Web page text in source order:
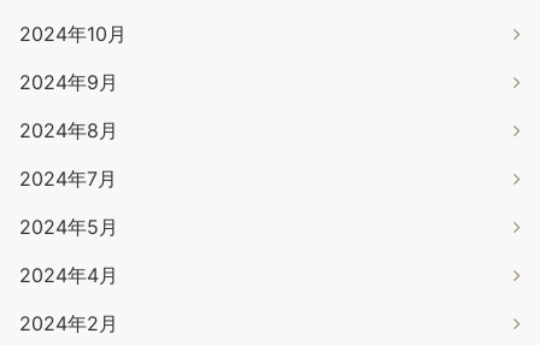
2024年10月
2024年9月
2024年8月
2024年7月
2024年5月
2024年4月
2024年2月